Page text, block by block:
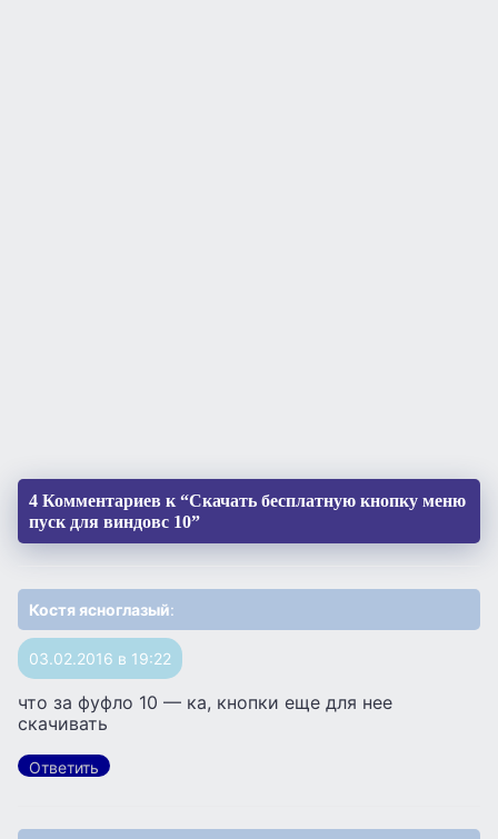
4 Комментариев к “Скачать бесплатную кнопку меню
пуск для виндовс 10”
Костя ясноглазый:
03.02.2016 в 19:22
что за фуфло 10 — ка, кнопки еще для нее
скачивать
Ответить